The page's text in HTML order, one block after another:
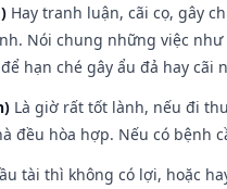
Hay tranh luận, cãi cọ, gây
Nói chung những việc
hạn ché gây ẩu đả hay cãi
Là giờ rất tốt lành, nếu đi
đều hòa hợp. Nếu có bệnh
tài thì không có lợi, hoặc